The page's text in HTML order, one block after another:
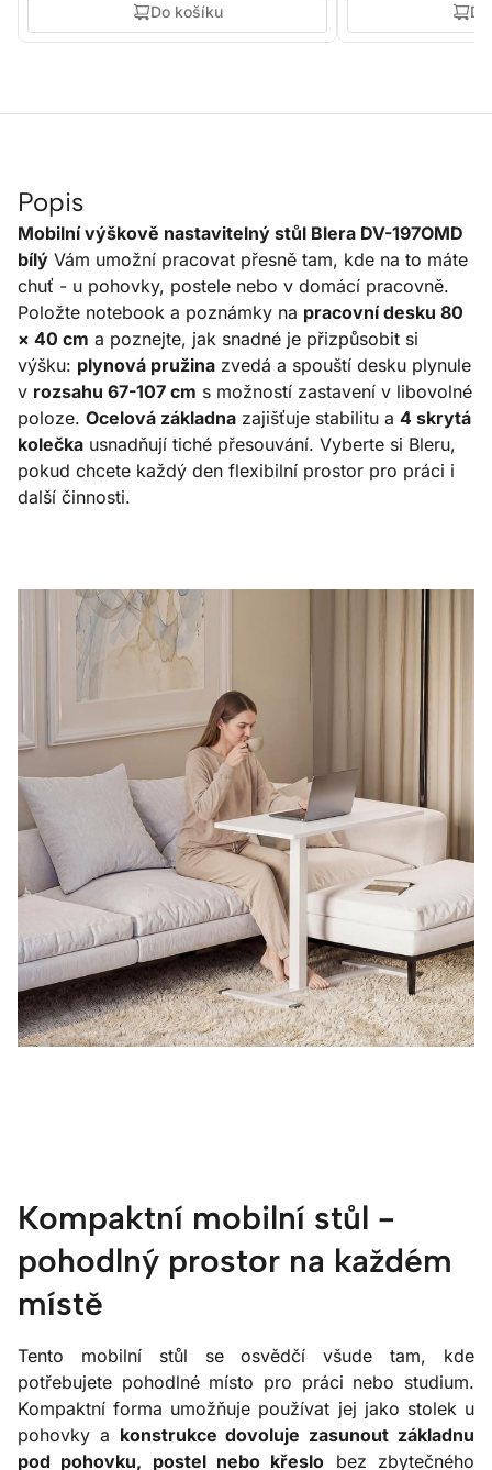
Do košíku
Popis
Mobilní výškově nastavitelný stůl Blera DV-197OMD
bílý Vám umožní pracovat přesně tam, kde na to máte
chuť - u pohovky, postele nebo v domácí pracovně.
Položte notebook a poznámky na pracovní desku 80
× 40 cm a poznejte, jak snadné je přizpůsobit si
výšku: plynová pružina zvedá a spouští desku plynule
v rozsahu 67-107 cm s možností zastavení v libovolné
poloze. Ocelová základna zajišťuje stabilitu a 4 skrytá
kolečka usnadňují tiché přesouvání. Vyberte si Bleru,
pokud chcete každý den flexibilní prostor pro práci i
další činnosti.
Kompaktní mobilní stůl -
pohodlný prostor na každém
místě
Tento mobilní stůl se osvědčí všude tam, kde
potřebujete pohodlné místo pro práci nebo studium.
Kompaktní forma umožňuje používat jej jako stolek u
pohovky a konstrukce dovoluje zasunout základnu
pod pohovku, postel nebo křeslo bez zbytečného